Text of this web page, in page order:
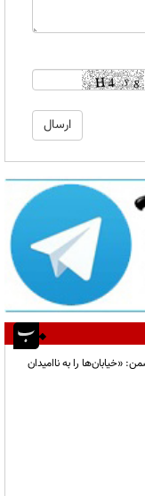
«خیابان‌ها را به ناامیدان